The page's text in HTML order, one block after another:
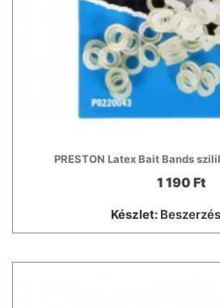
PRESTON Latex Bait Bands
1 190 Ft
Készlet: